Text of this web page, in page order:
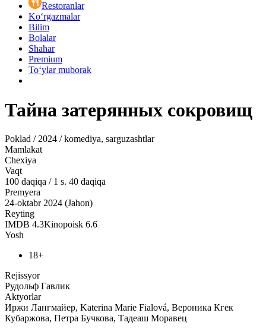
Restoranlar
Ko‘rgazmalar
Bilim
Bolalar
Shahar
Premium
Toʻylar muborak
Тайна затерянных сокровищ
Poklad / 2024 / komediya, sarguzashtlar
Mamlakat
Chexiya
Vaqt
100 daqiqa / 1 s. 40 daqiqa
Premyera
24-oktabr 2024 (Jahon)
Reyting
IMDB 4.3Kinopoisk 6.6
Yosh
18+
Rejissyor
Рудольф Гавлик
Aktyorlar
Иржи Лангмайер, Katerina Marie Fialová, Вероника Кгек
Кубаржова, Петра Бучкова, Тадеаш Моравец